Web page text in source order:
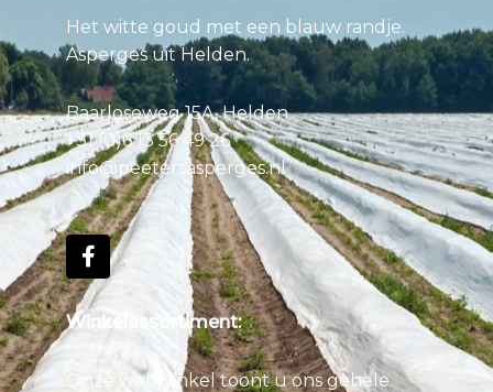
Het witte goud met een blauw randje.
Asperges uit Helden.
Baarloseweg 15A, Helden
+31 (0)6 13 56 49 26
info@peetersasperges.nl
Winkelassortiment:
Onze webwinkel toont u ons gehele